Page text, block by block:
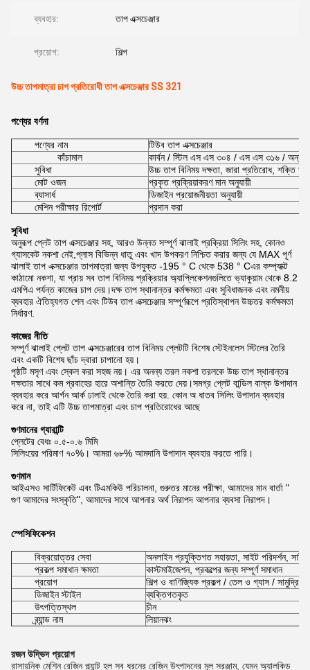
ব্যবহার: তাপ এক্সচেঞ্জার
প্রয়োগ: শিল্প
উচ্চ তাপমাত্রা চাপ প্রতিরোধী তাপ এক্সচেঞ্জার SS 321
পণ্যের বর্ণনা
পণ্যের নাম
টিউব তাপ এক্সচেঞ্জার
কাঁচামাল
কার্বন / স্টিল এস এস ৩০৪ / এস এস ৩১৬ /
সুবিধা
উচ্চ তাপ বিনিময় দক্ষতা, জারা প্রতিরোধ, শক্তি
মোট ওজন
প্রকৃত প্রক্রিয়াকরণ মান অনুযায়ী
ব্যাসার্ধ
ডিজাইন প্রয়োজনীয়তা অনুযায়ী
মেশিন পরীক্ষার রিপোর্ট
প্রদান করা
সুবিধা
অনুরূপ প্লেট তাপ এক্সচেঞ্জার সহ, আরও উন্নত সম্পূর্ণ ঝালাই প্রক্রিয়া সিলিং সহ, কোনও
গ্যাসকেট নকশা নেই,প্লাস বিভিন্ন ধাতু এবং খাদ উপকরণ নিশ্চিত করার জন্য যে MAX পূর্ণ
ঝালাই তাপ এক্সচেঞ্জার তাপমাত্রা জন্য উপযুক্ত -195 ° C থেকে 538 ° Cএর কম্প্যাক্ট
কাঠামো নকশা, যা প্রায় সব তাপ বিনিময় প্রক্রিয়ার অ্যাপ্লিকেশনগুলিতে ভ্যাকুয়াম থেকে 8.2
এমপিএ পর্যন্ত কাজের চাপ দেয়।দক্ষ তাপ স্থানান্তর কর্মক্ষমতা এবং সুবিধাজনক এবং নমনীয়
ব্যবহার ঐতিহ্যগত শেল এবং টিউব তাপ এক্সচেঞ্জার সম্পূর্ণরূপে প্রতিস্থাপন উচ্চতর কর্মক্ষমতা
নির্ধারণ.
কাজের নীতি
সম্পূর্ণ ঝালাই প্লেট তাপ এক্সচেঞ্জারের তাপ বিনিময় প্লেটটি বিশেষ স্টেইনলেস স্টিলের তৈরি
এবং একটি বিশেষ ছাঁচ দ্বারা চাপানো হয়।
পৃষ্ঠটি মসৃণ এবং স্কেল করা সহজ নয়। এর অনন্য তরল নকশা তরলকে উচ্চ তাপ স্থানান্তর
দক্ষতার সাথে কম প্রবাহের হারে অশান্তি তৈরি করতে দেয়।সমগ্র প্লেট বান্ডিল বাল্ক উপাদান
ব্যবহার করে আর্গন আর্ক ঢালাই থেকে তৈরি করা হয়. কোন অ ধাতব সিলিং উপাদান ব্যবহার
করে না, তাই এটি উচ্চ তাপমাত্রা এবং চাপ প্রতিরোধের আছে
গুণমানের গ্যারান্টি
প্লেটের বেধঃ ০.৫-০.৬ মিমি
সিলিংয়ের পরিমাণ ৭০%। আমরা ৬৮% আমদানি উপাদান ব্যবহার করতে পারি।
গুণমান
আইএসও সার্টিফিকেট এবং টিএমকিউ পরিচালনা, গুরুতর মানের পরীক্ষা, আমাদের মান বার্তা "
গুণ আমাদের সংস্কৃতি", আমাদের সাথে আপনার অর্থ নিরাপদ আপনার ব্যবসা নিরাপদ।
স্পেসিফিকেশন
বিক্রয়োত্তর সেবা
অনলাইন প্রযুক্তিগত সহায়তা, সাইট পরিদর্শন, সাইট
প্রকল্প সমাধান ক্ষমতা
কাস্টমাইজেশন, প্রকল্পের জন্য সম্পূর্ণ সমাধান
প্রয়োগ
শিল্প ও বাণিজ্যিক প্রকল্প / তেল ও গ্যাস / সামুদ্রিক /
ডিজাইন স্টাইল
ব্যক্তিগতকৃত
উৎপত্তিস্থল
চীন
ব্র্যান্ড নাম
লিয়ানঝং
রজন উদ্ভিদ প্রয়োগ
রাসায়নিক মেশিন রেজিন প্ল্যান্ট হল সব ধরনের রেজিন উৎপাদনের মূল সরঞ্জাম, যেমন অ্যালকিড